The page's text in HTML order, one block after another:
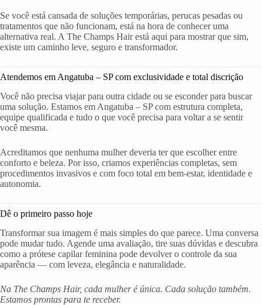
Se você está cansada de soluções temporárias, perucas pesadas ou
tratamentos que não funcionam, está na hora de conhecer uma
alternativa real. A The Champs Hair está aqui para mostrar que sim,
existe um caminho leve, seguro e transformador.
Atendemos em Angatuba – SP com exclusividade e total discrição
Você não precisa viajar para outra cidade ou se esconder para buscar
uma solução. Estamos em Angatuba – SP com estrutura completa,
equipe qualificada e tudo o que você precisa para voltar a se sentir
você mesma.
Acreditamos que nenhuma mulher deveria ter que escolher entre
conforto e beleza. Por isso, criamos experiências completas, sem
procedimentos invasivos e com foco total em bem-estar, identidade e
autonomia.
Dê o primeiro passo hoje
Transformar sua imagem é mais simples do que parece. Uma conversa
pode mudar tudo. Agende uma avaliação, tire suas dúvidas e descubra
como a prótese capilar feminina pode devolver o controle da sua
aparência — com leveza, elegância e naturalidade.
Na The Champs Hair, cada mulher é única. Cada solução também.
Estamos prontas para te receber.